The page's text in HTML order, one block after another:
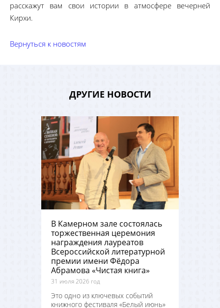
расскажут вам свои истории в атмосфере вечерней
Кирхи.
Вернуться к новостям
ДРУГИЕ НОВОСТИ
В Камерном зале состоялась
торжественная церемония
награждения лауреатов
Всероссийской литературной
премии имени Фёдора
Абрамова «Чистая книга»
31 июля 2026 год
Это одно из ключевых событий
книжного фестиваля «Белый июнь»